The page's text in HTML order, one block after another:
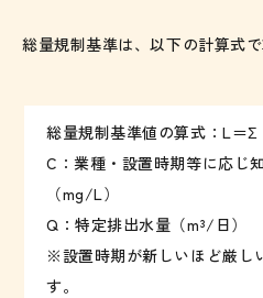
総量規制基準は、以下の計算式で
総量規制基準値の算式：L＝
C：業種・設置時期等に応じ
（mg/L）
Q：特定排出水量（m³/日）
※設置時期が新しいほど厳し
す。